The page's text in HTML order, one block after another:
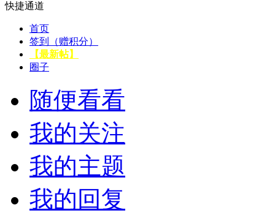
快捷通道
首页
签到（赠积分）
【最新帖】
圈子
随便看看
我的关注
我的主题
我的回复